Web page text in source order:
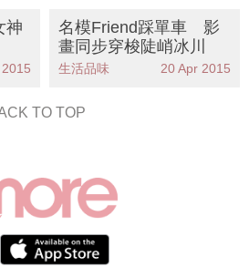
神
名模Friend踩單車 影
畫同步穿梭陡峭冰川
生活品味 20 Apr 2015
TO TOP